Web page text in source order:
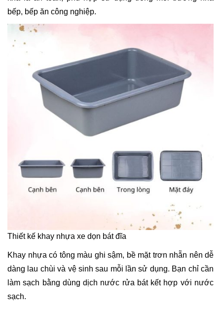
bếp, bếp ăn công nghiệp.
Thiết kế khay nhựa xe dọn bát đĩa
Khay nhựa có tông màu ghi sậm, bề mặt trơn nhẵn nên dễ
dàng lau chùi và vệ sinh sau mỗi lần sử dụng. Bạn chỉ cần
làm sạch bằng dùng dịch nước rửa bát kết hợp với nước
sạch.